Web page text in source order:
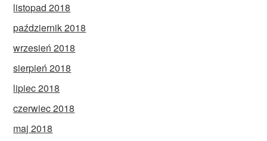
listopad 2018
październik 2018
wrzesień 2018
sierpień 2018
lipiec 2018
czerwiec 2018
maj 2018